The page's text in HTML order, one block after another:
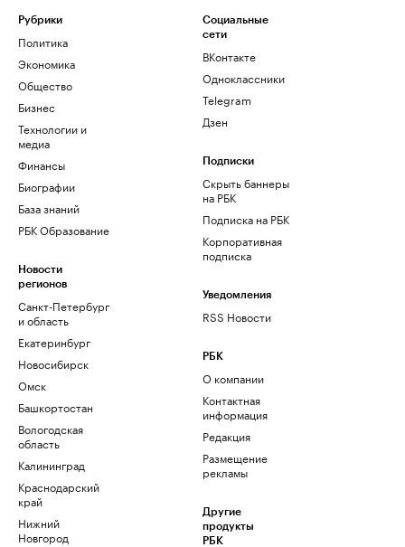
Рубрики
Политика
Экономика
Общество
Бизнес
Технологии и
медиа
Финансы
Биографии
База знаний
РБК Образование
Новости
регионов
Санкт-Петербург
и область
Екатеринбург
Новосибирск
Омск
Башкортостан
Вологодская
область
Калининград
Краснодарский
край
Нижний
Новгород
Социальные
сети
ВКонтакте
Одноклассники
Telegram
Дзен
Подписки
Скрыть баннеры
на РБК
Подписка на РБК
Корпоративная
подписка
Уведомления
RSS Новости
РБК
О компании
Контактная
информация
Редакция
Размещение
рекламы
Другие
продукты
РБК